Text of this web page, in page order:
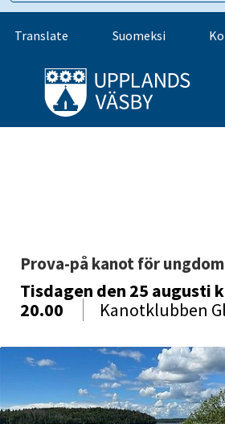
Gå till innehåll
Translate Suomeksi
Prova-på kanot för
Tisdagen den 25 augusti
20.00
Kanotklubben